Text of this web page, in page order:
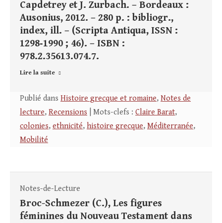
Capdetrey et J. Zurbach. – Bordeaux :
Ausonius, 2012. – 280 p. : bibliogr.,
index, ill. – (Scripta Antiqua, ISSN :
1298‑1990 ; 46). – ISBN :
978.2.35613.074.7.
Lire la suite
Publié dans Histoire grecque et romaine, Notes de
lecture, Recensions | Mots-clefs : Claire Barat,
colonies, ethnicité, histoire grecque, Méditerranée,
Mobilité
Notes-de-Lecture
Broc-Schmezer (C.), Les figures
féminines du Nouveau Testament dans